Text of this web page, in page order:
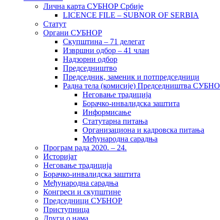
Лична карта СУБНОР Србије
LICENCE FILE – SUBNOR OF SERBIA
Статут
Органи СУБНОР
Скупштина – 71 делегат
Извршни одбор – 41 члан
Надзорни одбор
Председништво
Председник, заменик и потпредседници
Радна тела (комисије) Председништва
Неговање традиција
Борачко-инвалидска заштита
Информисање
Статутарна питања
Организациона и кадровска питања
Међународна сарадња
Програм рада 2020. – 24.
Историјат
Неговање традиција
Борачко-инвалидска заштита
Међународна сарадња
Конгреси и скупштине
Председници СУБНОР
Приступница